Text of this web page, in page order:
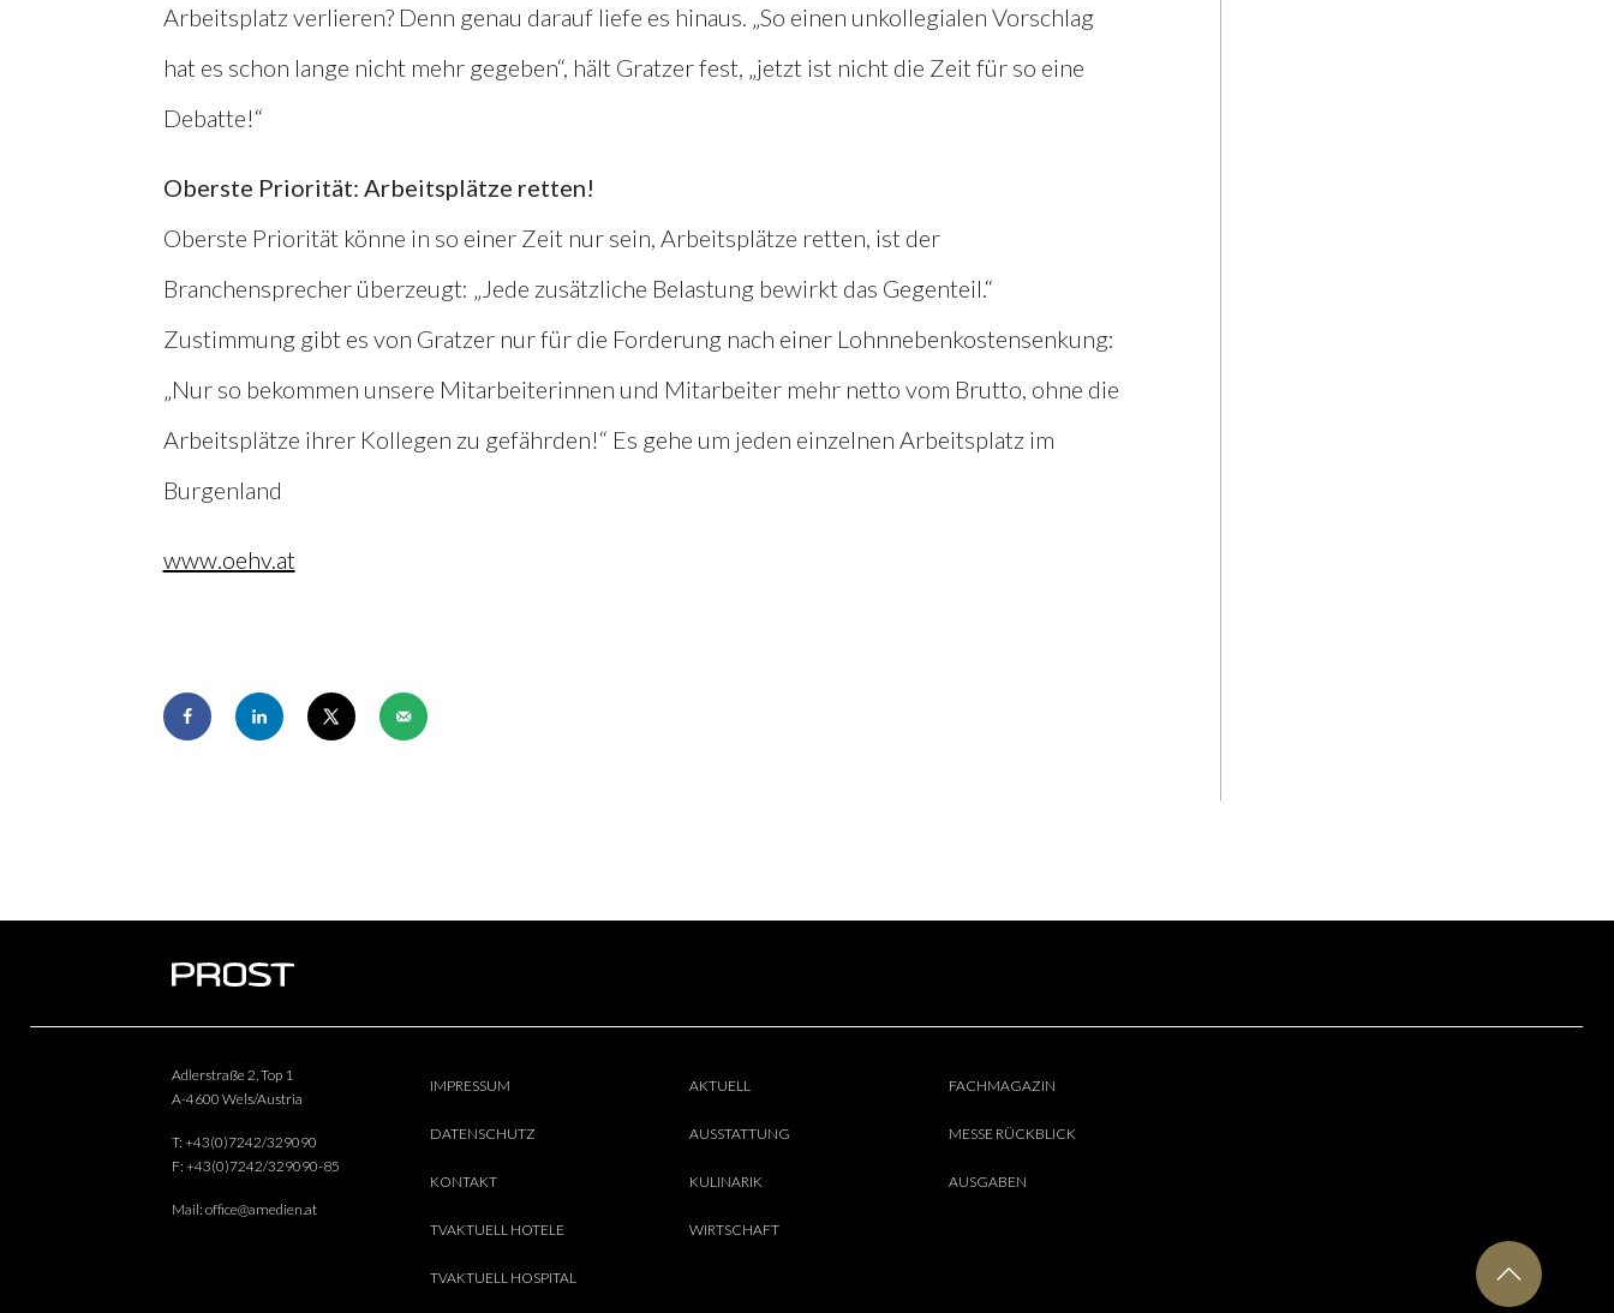
Arbeitsplatz verlieren? Denn genau darauf liefe es hinaus. „So einen unkollegialen Vorschlag
hat es schon lange nicht mehr gegeben“, hält Gratzer fest, „jetzt ist nicht die Zeit für so eine
Debatte!“
Oberste Priorität: Arbeitsplätze retten!
Oberste Priorität könne in so einer Zeit nur sein, Arbeitsplätze retten, ist der
Branchensprecher überzeugt: „Jede zusätzliche Belastung bewirkt das Gegenteil.“
Zustimmung gibt es von Gratzer nur für die Forderung nach einer Lohnnebenkostensenkung:
„Nur so bekommen unsere Mitarbeiterinnen und Mitarbeiter mehr netto vom Brutto, ohne die
Arbeitsplätze ihrer Kollegen zu gefährden!“ Es gehe um jeden einzelnen Arbeitsplatz im
Burgenland
www.oehv.at
Adlerstraße 2, Top 1
A-4600 Wels/Austria
T: +43(0)7242/329090
F: +43(0)7242/329090-85
Mail: office@amedien.at
IMPRESSUM
DATENSCHUTZ
KONTAKT
TVAKTUELL HOTELE
TVAKTUELL HOSPITAL
AKTUELL
AUSSTATTUNG
KULINARIK
WIRTSCHAFT
FACHMAGAZIN
MESSE RÜCKBLICK
AUSGABEN